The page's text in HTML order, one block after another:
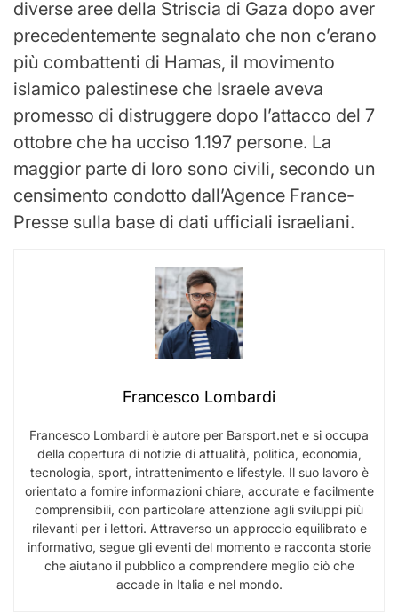
diverse aree della Striscia di Gaza dopo aver
precedentemente segnalato che non c’erano
più combattenti di Hamas, il movimento
islamico palestinese che Israele aveva
promesso di distruggere dopo l’attacco del 7
ottobre che ha ucciso 1.197 persone. La
maggior parte di loro sono civili, secondo un
censimento condotto dall’Agence France-
Presse sulla base di dati ufficiali israeliani.
Francesco Lombardi
Francesco Lombardi è autore per Barsport.net e si occupa
della copertura di notizie di attualità, politica, economia,
tecnologia, sport, intrattenimento e lifestyle. Il suo lavoro è
orientato a fornire informazioni chiare, accurate e facilmente
comprensibili, con particolare attenzione agli sviluppi più
rilevanti per i lettori. Attraverso un approccio equilibrato e
informativo, segue gli eventi del momento e racconta storie
che aiutano il pubblico a comprendere meglio ciò che
accade in Italia e nel mondo.